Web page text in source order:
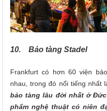
10. Bảo tàng Stadel
Frankfurt có hơn 60 viện
nhau, trong đó nổi tiếng nhất
bảo tàng lâu đời nhất ở Đức
phẩm nghệ thuật có niên